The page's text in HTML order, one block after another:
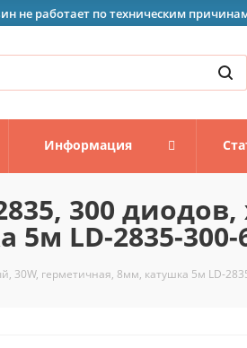
не работает по техническим
Информация
300
LD-2835-300-
30W, герметичная, 8мм, катушка 5м LD-